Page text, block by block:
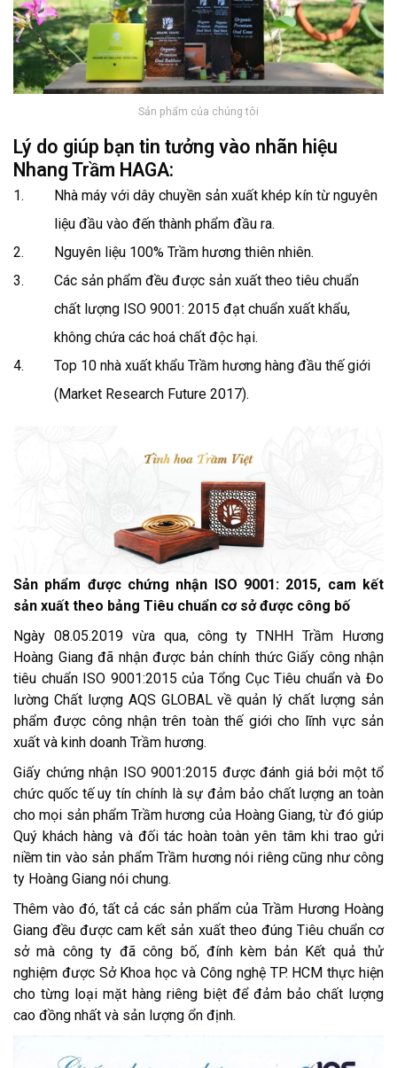
Sản phẩm của chúng tôi
Lý do giúp bạn tin tưởng vào nhãn hiệu
Nhang Trầm HAGA:
Nhà máy với dây chuyền sản xuất khép kín từ nguyên
liệu đầu vào đến thành phẩm đầu ra.
Nguyên liệu 100% Trầm hương thiên nhiên.
Các sản phẩm đều được sản xuất theo tiêu chuẩn
chất lượng ISO 9001: 2015 đạt chuẩn xuất khẩu,
không chứa các hoá chất độc hại.
Top 10 nhà xuất khẩu Trầm hương hàng đầu thế giới
(Market Research Future 2017).
Sản phẩm được chứng nhận ISO 9001: 2015, cam kết
sản xuất theo bảng Tiêu chuẩn cơ sở được công bố
Ngày 08.05.2019 vừa qua, công ty TNHH Trầm Hương
Hoàng Giang đã nhận được bản chính thức Giấy công nhận
tiêu chuẩn ISO 9001:2015 của Tổng Cục Tiêu chuẩn và Đo
lường Chất lượng AQS GLOBAL về quản lý chất lượng sản
phẩm được công nhận trên toàn thế giới cho lĩnh vực sản
xuất và kinh doanh Trầm hương.
Giấy chứng nhận ISO 9001:2015 được đánh giá bởi một tổ
chức quốc tế uy tín chính là sự đảm bảo chất lượng an toàn
cho mọi sản phẩm Trầm hương của Hoàng Giang, từ đó giúp
Quý khách hàng và đối tác hoàn toàn yên tâm khi trao gửi
niềm tin vào sản phẩm Trầm hương nói riêng cũng như công
ty Hoàng Giang nói chung.
Thêm vào đó, tất cả các sản phẩm của Trầm Hương Hoàng
Giang đều được cam kết sản xuất theo đúng Tiêu chuẩn cơ
sở mà công ty đã công bố, đính kèm bản Kết quả thử
nghiệm được Sở Khoa học và Công nghệ TP. HCM thực hiện
cho từng loại mặt hàng riêng biệt để đảm bảo chất lượng
cao đồng nhất và sản lượng ổn định.